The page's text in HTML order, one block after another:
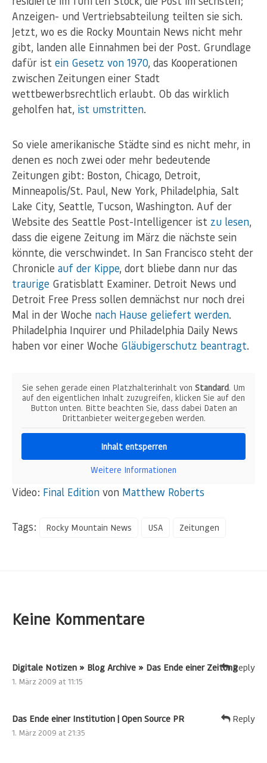
Anzeigen- und Vertriebsabteilung teilten sie sich.
Jetzt, wo es die Rocky Mountain News nicht mehr
gibt, landen alle Einnahmen bei der Post. Grundlage
dafür ist ein Gesetz von 1970, das Kooperationen
zwischen Zeitungen einer Stadt
wettbewerbsrechtlich erlaubt. Ob das wirklich
geholfen hat, ist umstritten.
So viele amerikanische Städte sind es nicht mehr, in
denen es noch zwei oder mehr bedeutende
Zeitungen gibt: Boston, Chicago, Detroit,
Minneapolis/St. Paul, New York, Philadelphia, Salt
Lake City, Seattle, Tucson, Washington. Auf der
Website des Seattle Post-Intelligencer ist zu lesen,
dass die eigene Zeitung im März die nächste sein
könnte, die verschwindet. In San Francisco steht der
Chronicle auf der Kippe, dort bliebe dann nur das
traurige Gratisblatt Examiner. Detroit News und
Detroit Free Press sollen demnächst nur noch drei
Mal in der Woche nach Hause geliefert werden.
Philadelphia Inquirer und Philadelphia Daily News
haben vor einer Woche Gläubigerschutz beantragt.
Sie sehen gerade einen Platzhalterinhalt von Standard. Um
auf den eigentlichen Inhalt zuzugreifen, klicken Sie auf den
Button unten. Bitte beachten Sie, dass dabei Daten an
Drittanbieter weitergegeben werden.
Inhalt entsperren
Weitere Informationen
Video: Final Edition von Matthew Roberts
Tags: Rocky Mountain News USA Zeitungen
Keine Kommentare
Digitale Notizen » Blog Archive » Das Ende einer Zeitung
1. März 2009 at 11:15
Reply
Das Ende einer Institution | Open Source PR
1. März 2009 at 21:35
Reply